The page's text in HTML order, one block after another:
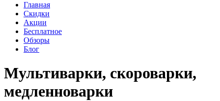
Главная
Скидки
Акции
Бесплатное
Обзоры
Блог
Мультиварки, скороварки,
медленноварки